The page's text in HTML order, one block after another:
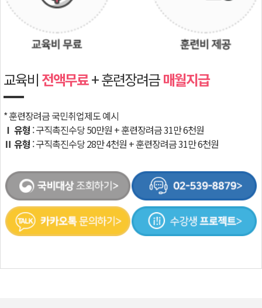
교육비 전액무료+ 훈련장려금매월지급
* 훈련장려금 국민취업제도 예시
Ⅰ 유형 : 구직촉진수당 50만원 + 훈련장려금 31만 6천원
Ⅱ 유형 : 구직촉진수당 28만 4천원 + 훈련장려금 31만 6천원